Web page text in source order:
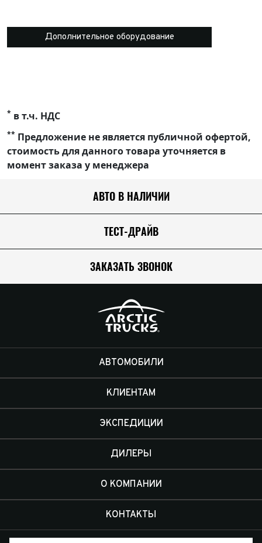
Дополнительное оборудование
* в т.ч. НДС
** Предложение не является публичной офертой,
стоимость для данного товара уточняется в
момент заказа у менеджера
АВТО В НАЛИЧИИ
ТЕСТ-ДРАЙВ
ЗАКАЗАТЬ ЗВОНОК
АВТОМОБИЛИ
КЛИЕНТАМ
ЭКСПЕДИЦИИ
ДИЛЕРЫ
О КОМПАНИИ
КОНТАКТЫ